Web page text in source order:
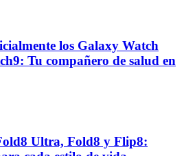
los Galaxy Watch
Tu compañero de salud en
Ultra, Fold8 y Flip8: